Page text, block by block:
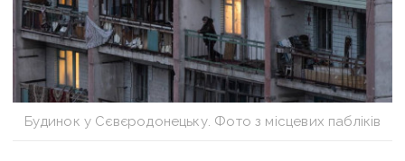
Будинок у Сєвєродонецьку. Фото з місцевих пабліків